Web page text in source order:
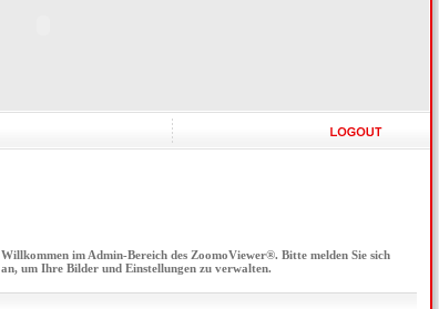
Willkommen im Admin-Bereich des ZoomoViewer®. Bitte melden Sie sich
an, um Ihre Bilder und Einstellungen zu verwalten.